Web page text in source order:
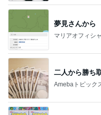
夢見さんから
マリアオフィシ
二人から勝ち
Amebaトピック